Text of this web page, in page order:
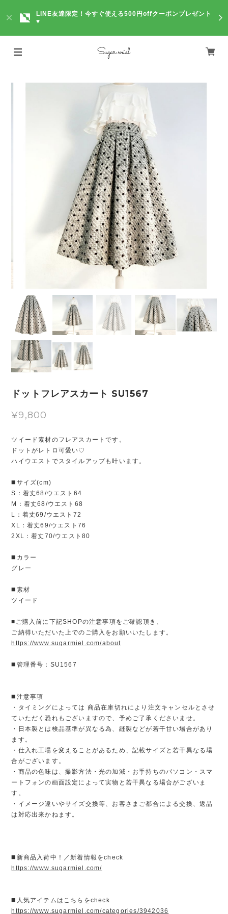
LINE友達限定！今すぐ使える500円offクーポンプレゼント
♥
ドットフレアスカート SU1567
¥9,800
ツイード素材のフレアスカートです。
ドットがレトロ可愛い♡
ハイウエストでスタイルアップも叶います。
◼️サイズ(cm)
S：着丈68/ウエスト64
M：着丈68/ウエスト68
L：着丈69/ウエスト72
XL：着丈69/ウエスト76
2XL：着丈70/ウエスト80
◼️カラー
グレー
◼️素材
ツイード
■ご購入前に下記SHOPの注意事項をご確認頂き、
ご納得いただいた上でのご購入をお願いいたします。
https://www.sugarmiel.com/about
◼️管理番号：SU1567
◼️注意事項
・タイミングによっては 商品在庫切れにより注文キャンセルとさせ
ていただく恐れもございますので、予めご了承くださいませ。
・日本製とは検品基準が異なる為、縫製などが若干甘い場合があり
ます。
・仕入れ工場を変えることがあるため、記載サイズと若干異なる場
合がございます。
・商品の色味は、撮影方法・光の加減・お手持ちのパソコン・スマ
ートフォンの画面設定によって実物と若干異なる場合がございま
す。
・イメージ違いやサイズ交換等、お客さまご都合による交換、返品
は対応出来かねます。
◼️新商品入荷中！／新着情報をcheck
https://www.sugarmiel.com/
◼️人気アイテムはこちらをcheck
https://www.sugarmiel.com/categories/3942036